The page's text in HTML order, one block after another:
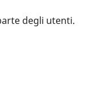
degli utenti.
in your